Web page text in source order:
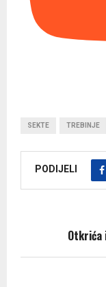
SEKTE TREBINJE
PODIJELI
Otkrića